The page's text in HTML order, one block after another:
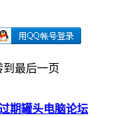
到最后一页
期罐头电脑论坛